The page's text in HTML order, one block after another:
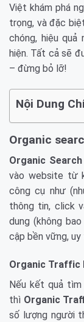
Việt khám phá
trọng, và đặc
chóng, hiệu
hiện. Tất cả sẽ
– đừng bỏ lỡ!
Nội Dung
Organic
Organic Search
vào website từ
công cụ như
thông tin, click
dung (không
cập bền vững, uy
Organic Traffic
Nếu kết quả tìm
thì Organic
số lượng người